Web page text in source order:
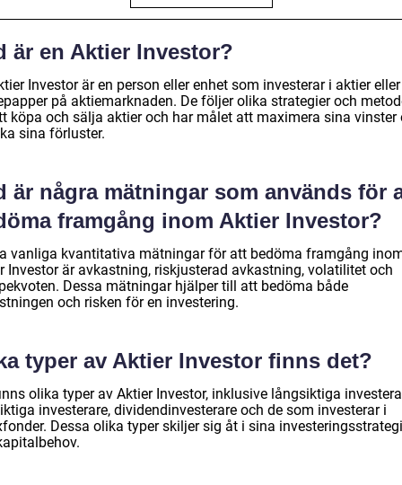
är en Aktier Investor?
Investor är en person eller enhet som investerar i aktier eller
på aktiemarknaden. De följer olika strategier och
köpa och sälja aktier och har målet att maximera sina vinster
sina förluster.
är några mätningar som används för
framgång inom Aktier Investor?
vanliga kvantitativa mätningar för att bedöma framgång
Investor är avkastning, riskjusterad avkastning, volatilitet och
Dessa mätningar hjälper till att bedöma både
och risken för en investering.
typer av Aktier Investor finns det?
olika typer av Aktier Investor, inklusive långsiktiga
investerare, dividendinvesterare och de som investerar i
Dessa olika typer skiljer sig åt i sina